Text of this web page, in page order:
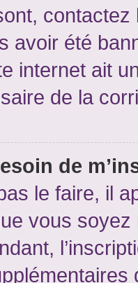
avoir été
internet ait
de la
de
le faire, il
vous